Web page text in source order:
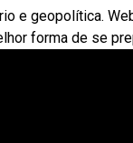
e geopolítica.
forma de se